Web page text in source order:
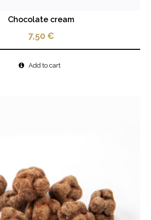
Chocolate cream
7,50€
Add to cart